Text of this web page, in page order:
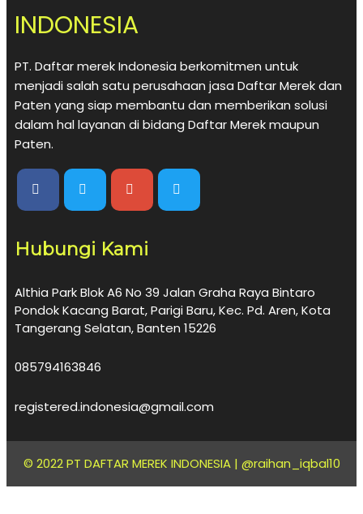
INDONESIA
PT. Daftar merek Indonesia berkomitmen untuk
menjadi salah satu perusahaan jasa Daftar Merek dan
Paten yang siap membantu dan memberikan solusi
dalam hal layanan di bidang Daftar Merek maupun
Paten.
Hubungi Kami
Althia Park Blok A6 No 39 Jalan Graha Raya Bintaro
Pondok Kacang Barat, Parigi Baru, Kec. Pd. Aren, Kota
Tangerang Selatan, Banten 15226
085794163846
registered.indonesia@gmail.com
© 2022 PT DAFTAR MEREK INDONESIA | @raihan_iqbal10